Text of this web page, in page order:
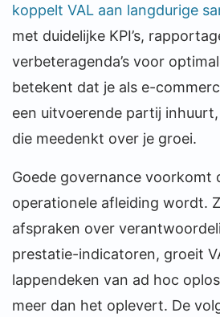
koppelt VAL aan langdurige
met duidelijke KPI’s,
verbeteragenda’s voor
betekent dat je als e-
een uitvoerende partij
die meedenkt over je groei.
Goede governance voorkomt
operationele afleiding wordt.
afspraken over
prestatie-indicatoren, groeit
lappendeken van ad hoc
meer dan het oplevert. De